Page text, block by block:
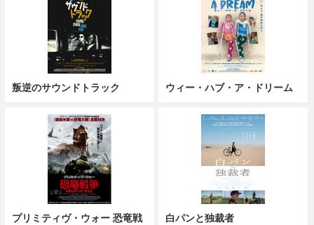
叛逆のサウンドトラック ウィー・ハブ・ア・ドリーム
プリミティヴ・ウォー 恐竜戦
白パンと独裁者